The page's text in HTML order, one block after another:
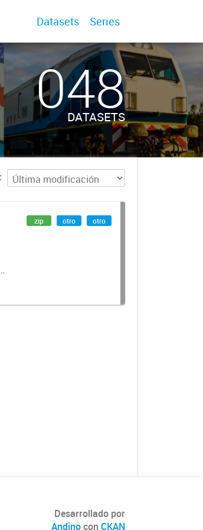
Datasets Series
048
DATASETS
zip otro otro
Desarrollado por
Andinocon CKAN